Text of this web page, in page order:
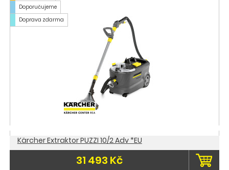
Doporučujeme
Doprava zdarma
Kärcher Extraktor PUZZI 10/2 Adv *EU
31 493 Kč